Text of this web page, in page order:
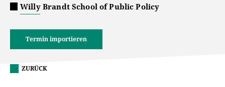
Willy Brandt School of Public Policy
Termin importieren
ZURÜCK